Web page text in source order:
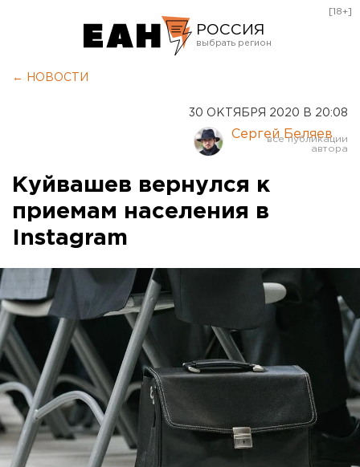
РОССИЯ
Курган
Оренбург
[18+]
← НОВОСТИ
30 ОКТЯБРЯ 2020 В 20:08
Сергей Беляев
Куйвашев вернулся к
приемам населения в
Instagram